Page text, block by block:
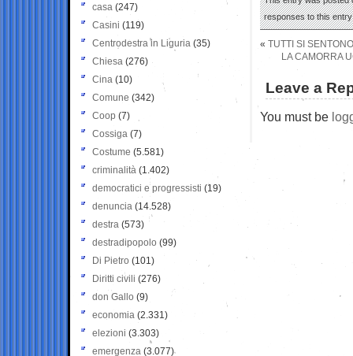
responses to this
« TUTTI SI
LA CAMORRA
Leave a
You must be
casa (247)
Casini (119)
Centrodestra in Liguria (35)
Chiesa (276)
Cina (10)
Comune (342)
Coop (7)
Cossiga (7)
Costume (5.581)
criminalità (1.402)
democratici e progressisti (19)
denuncia (14.528)
destra (573)
destradipopolo (99)
Di Pietro (101)
Diritti civili (276)
don Gallo (9)
economia (2.331)
elezioni (3.303)
emergenza (3.077)